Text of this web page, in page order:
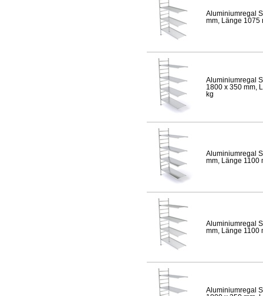
Aluminiumregal
mm, Länge 1075
Aluminiumregal
1800 x 350 mm,
kg
Aluminiumregal
mm, Länge 1100
Aluminiumregal
mm, Länge 1100
Aluminiumregal